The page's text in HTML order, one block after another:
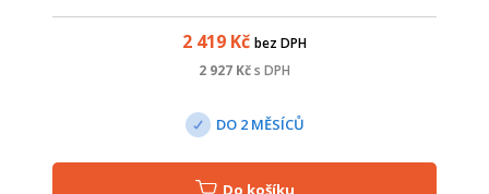
2 419 Kč bez DPH
2 927 Kčs DPH
DO 2 MĚSÍCŮ
Do košíku